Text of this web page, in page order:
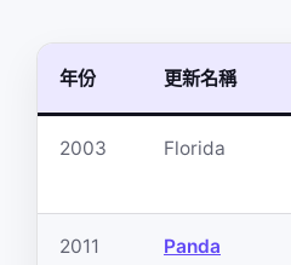
年份 更新名稱
2003 Florida
2011 Panda